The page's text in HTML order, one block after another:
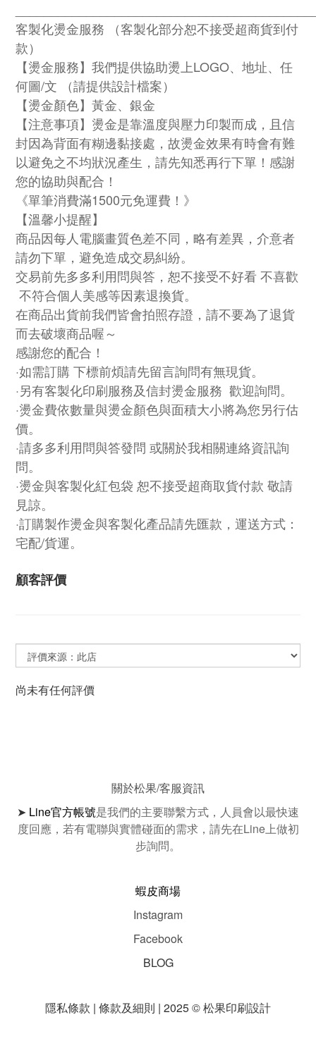
客製化燙金服務 （客製化部分恕不接受超商貨到付
款）
【燙金服務】我們提供協助燙上LOGO、地址、任
何圖/文 （請提供設計檔案）
【燙金顏色】黃金、銀金
【注意事項】燙金是靠溫度與壓力印製而成，且信
封因為背面有糊邊黏接處，故燙金效果有時會有難
以避免之不均狀況產生，請先知悉再行下單！感謝
您的協助與配合！
《單筆消費滿1500元免運費！》
【溫馨小提醒】
商品因每人電腦畫質色差不同，略有差異，介意者
請勿下單，避免造成交易糾紛。
交易前先多多利用問與答，恕不接受不好看 不喜歡
不符合個人美感等因素退換貨。
在商品出貨前我們皆會拍照存證，請不要為了退貨
而去破壞商品喔～
感謝您的配合！
·如需訂購 下標前煩請先留言詢問有無現貨。
·另有客製化印刷服務及信封燙金服務 歡迎詢問。
·燙金費依數量與燙金顏色與面積大小將為您另行估
價。
·請多多利用問與答發問 或關於我相關連絡資訊詢
問。
·燙金與客製化紅包袋 恕不接受超商取貨付款 敬請
見諒。
·訂購製作燙金與客製化產品請先匯款，運送方式：
宅配/貨運。
顧客評價
尚未有任何評價
關於松果/客服資訊
➤ Line官方帳號是我們的主要聯繫方式，人員會以最快速
度回應，若有電聯與實體碰面的需求，請先在Line上做初
步詢問。
蝦皮商場
Instagram
Facebook
BLOG
隱私條款 | 條款及細則 | 2025 © 松果印刷設計